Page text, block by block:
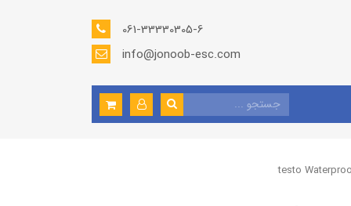
061-33330305-6
info@jonoob-esc.com